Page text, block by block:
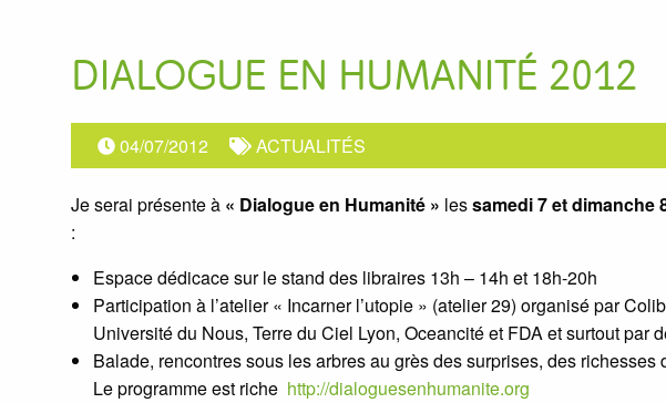
DIALOGUE EN HUMANITÉ 2012
04/07/2012 ACTUALITÉS
Je serai présente à « Dialogue en Humanité » lessamedi 7 et dimanche
:
Espace dédicace sur le stand des libraires 13h – 14h et 18h-20h
Participation à l’atelier « Incarner l’utopie » (atelier 29) organisé par
Université du Nous, Terre du Ciel Lyon, Oceancité et FDA et surtout par
Balade, rencontres sous les arbres au grès des surprises, des
Le programme est riche http://dialoguesenhumanite.org